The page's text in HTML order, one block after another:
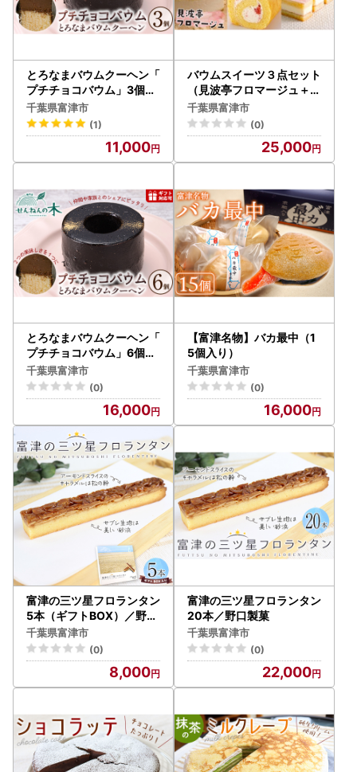
とろなまバウムクーヘン「
プチチョコバウム」3個セ
ット せんねんの木
千葉県富津市
(1)
11,000
バウムスイーツ３点セット
（見波亭フロマージュ＋南
総ロール＋バウムスティッ
ク）
千葉県富津市
(0)
25,000
とろなまバウムクーヘン「
プチチョコバウム」6個セ
ット せんねんの木
千葉県富津市
(0)
16,000
【富津名物】バカ最中（1
5個入り）
千葉県富津市
(0)
16,000
富津の三ツ星フロランタン
5本（ギフトBOX）／野口
製菓
千葉県富津市
(0)
8,000
富津の三ツ星フロランタン
20本／野口製菓
千葉県富津市
(0)
22,000